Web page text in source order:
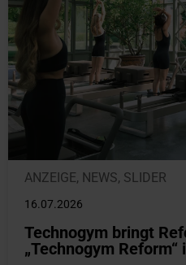
ANZEIGE, NEWS, SLIDER
16.07.2026
Technogym bringt
„Technogym